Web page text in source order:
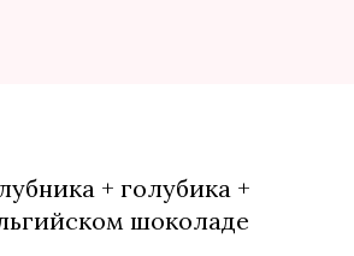
+ голубика +
шоколаде